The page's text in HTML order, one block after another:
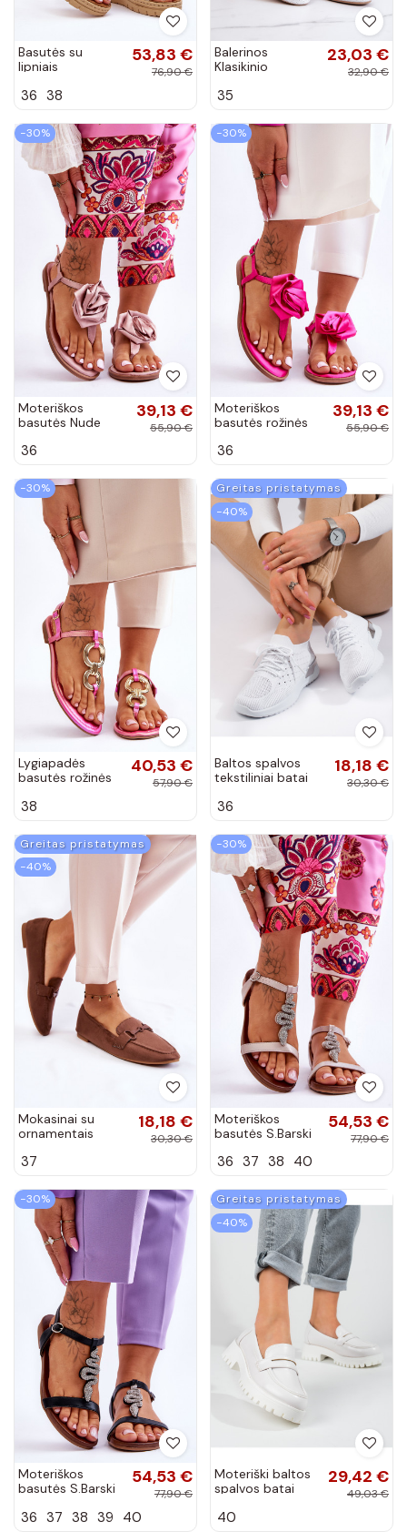
Basutės su
lipniais
smėlio spalvos
53,83 €
76,90 €
36 38
Balerinos
Klasikinio
spalvos Fimme
23,03 €
32,90 €
35
−30%
Moteriškos
basutės Nude
39,13 €
55,90 €
36
−30%
Moteriškos
basutės rožinės
39,13 €
55,90 €
36
−30%
Lygiapadės
basutės rožinės
Going
40,53 €
57,90 €
38
Greitas pristatymas
−40%
Baltos spalvos
tekstiliniai batai
18,18 €
30,30 €
36
Greitas pristatymas
−40%
Mokasinai su
ornamentais
Santi
18,18 €
30,30 €
37
−30%
Moteriškos
basutės S.Barski
smėlio spalvos
54,53 €
77,90 €
36 37 38 40
−30%
Moteriškos
basutės S.Barski
juodos spalvos
54,53 €
77,90 €
36 37 38 39 40
Greitas pristatymas
−40%
Moteriški baltos
spalvos batai
platforma
29,42 €
49,03 €
40